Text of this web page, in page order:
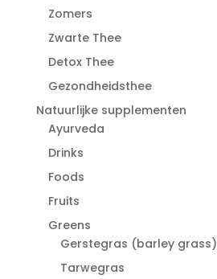
Zomers
Zwarte Thee
Detox Thee
Gezondheidsthee
Natuurlijke supplementen
Ayurveda
Drinks
Foods
Fruits
Greens
Gerstegras (barley grass)
Tarwegras